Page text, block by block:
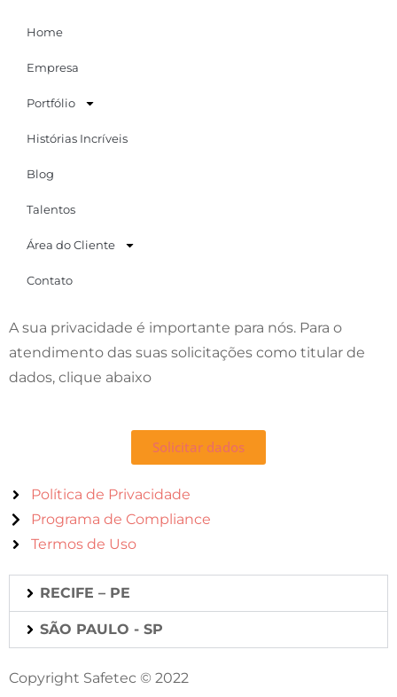
Home
Empresa
Portfólio
Histórias Incríveis
Blog
Talentos
Área do Cliente
Contato
A sua privacidade é importante para nós. Para o
atendimento das suas solicitações como titular de
dados, clique abaixo
Solicitar dados
Política de Privacidade
Programa de Compliance
Termos de Uso
RECIFE – PE
SÃO PAULO - SP
Copyright Safetec © 2022